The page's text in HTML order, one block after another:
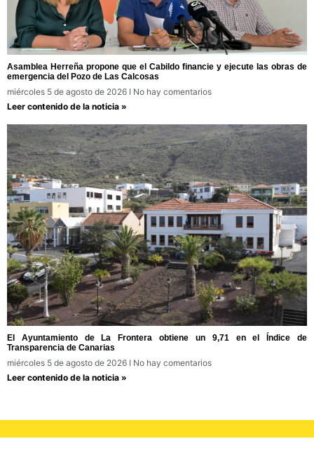
Asamblea Herreña propone que el Cabildo financie y ejecute las obras de
emergencia del Pozo de Las Calcosas
miércoles 5 de agosto de 2026
No hay comentarios
Leer contenido de la noticia »
El Ayuntamiento de La Frontera obtiene un 9,71 en el Índice de
Transparencia de Canarias
miércoles 5 de agosto de 2026
No hay comentarios
Leer contenido de la noticia »